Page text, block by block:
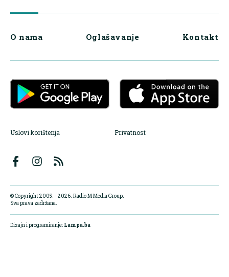
O nama Oglašavanje Kontakt
Uslovi korištenja Privatnost
© Copyright 2005. - 2026. Radio M Media Group.
Sva prava zadržana.
Dizajn i programiranje: Lampa.ba